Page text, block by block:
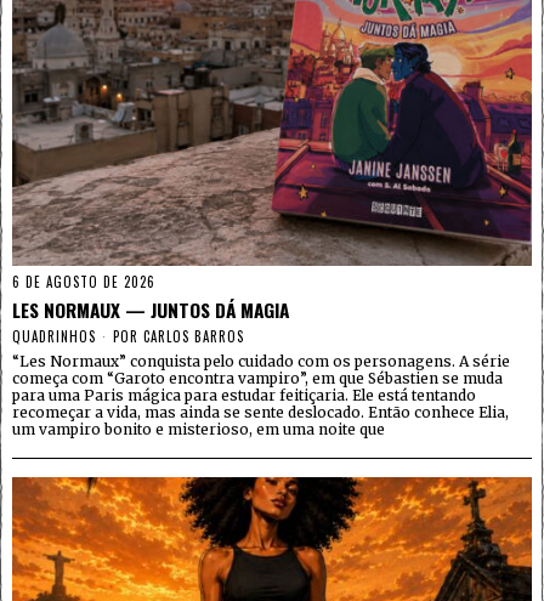
6 DE AGOSTO DE 2026
LES NORMAUX — JUNTOS DÁ MAGIA
QUADRINHOS POR CARLOS BARROS
“Les Normaux” conquista pelo cuidado com os personagens. A série
começa com “Garoto encontra vampiro”, em que Sébastien se muda
para uma Paris mágica para estudar feitiçaria. Ele está tentando
recomeçar a vida, mas ainda se sente deslocado. Então conhece Elia,
um vampiro bonito e misterioso, em uma noite que